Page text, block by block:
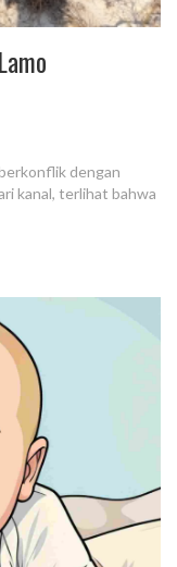
dengan
kanal, terlihat bahwa